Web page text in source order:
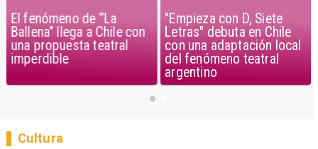
El fenómeno de “La
Ballena” llega a Chile con
una propuesta teatral
imperdible
"Empieza con D, Siete
Letras" debuta en Chile
con una adaptación local
del fenómeno teatral
argentino
Cultura